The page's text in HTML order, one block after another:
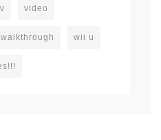
video
walkthrough wii u